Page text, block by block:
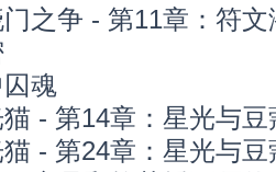
之争 - 第11章：符文
魂
- 第14章：星光与豆
- 第24章：星光与豆